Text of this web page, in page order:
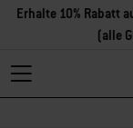
Erhalte 10% Rabatt
(alle